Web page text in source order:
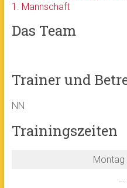
1. Mannschaft
Das Team
Trainer und
NN
Trainingszeiten
Montag
…